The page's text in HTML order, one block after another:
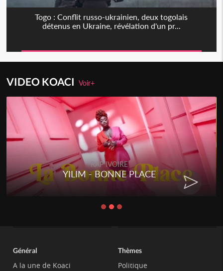
Togo : Conflit russo-ukrainien, deux togolais
détenus en Ukraine, révélation d'un pr...
VIDEO KOACIVoir+
RAP IVOIRE
YILIM - BONNE PLACE
Général
A la une de Koaci
Thèmes
Politique